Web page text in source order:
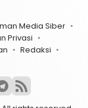
Media Siber
Privasi
Redaksi